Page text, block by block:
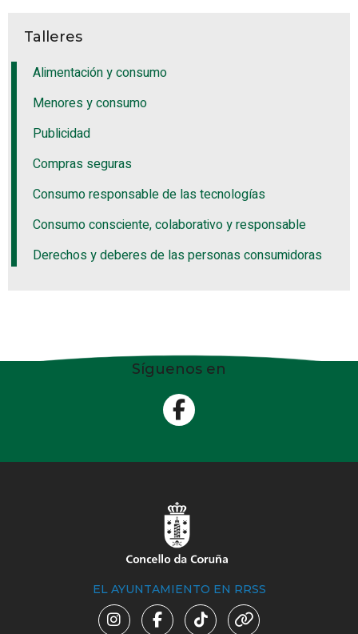
Talleres
Alimentación y consumo
Menores y consumo
Publicidad
Compras seguras
Consumo responsable de las tecnologías
Consumo consciente, colaborativo y responsable
Derechos y deberes de las personas consumidoras
Síguenos en
EL AYUNTAMIENTO EN RRSS